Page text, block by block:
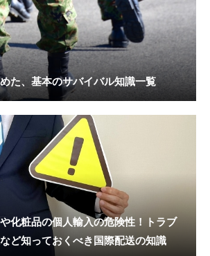
た、基本のサバイバル知識一覧
化粧品の個人輸入の危険性！トラブ
ど知っておくべき国際配送の知識